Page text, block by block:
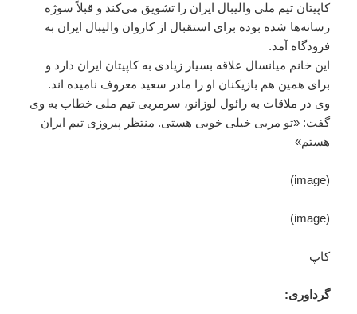
کاپیتان تیم ملی والیبال ایران را تشویق می‌کند و قبلاً سوژه
رسانه‌ها شده بوده برای استقبال از کاروان والیبال ایران به
فرودگاه آمد.
این خانم میانسال علاقه بسیار زیادی به کاپیتان ایران دارد و
برای همین هم بازیکنان او را مادر سعید معروف نامیده اند.
وی در ملاقات به رائول لوزانو، سرمربی تیم ملی خطاب به وی
گفت: «تو مربی خیلی خوبی هستی. منتظر پیروزی تیم ایران
هستم»
(image)
(image)
کاپ
گرداوری: